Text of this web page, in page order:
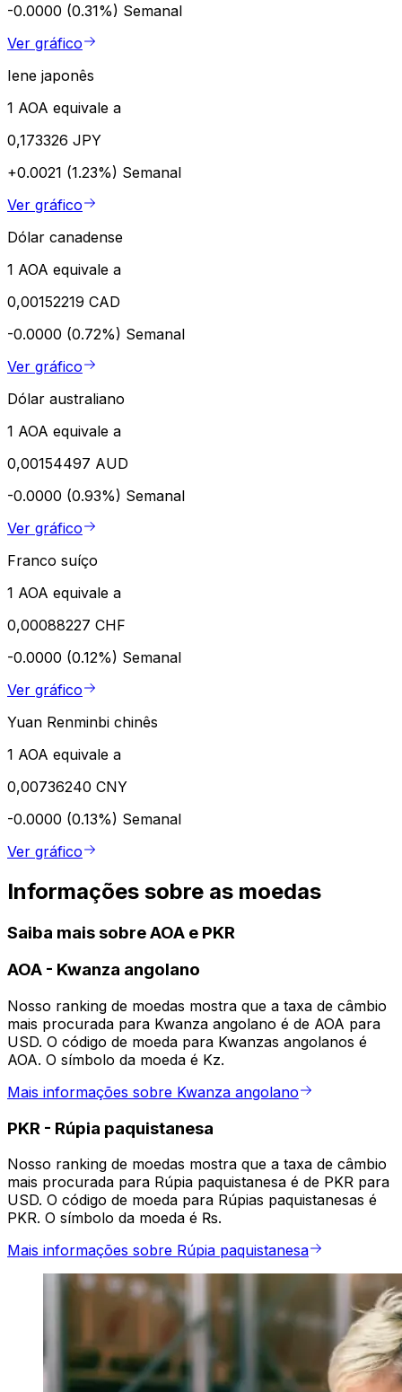
-0.0000 (0.31%) Semanal
Ver gráfico
Iene japonês
1 AOA equivale a
0,173326 JPY
+0.0021 (1.23%) Semanal
Ver gráfico
Dólar canadense
1 AOA equivale a
0,00152219 CAD
-0.0000 (0.72%) Semanal
Ver gráfico
Dólar australiano
1 AOA equivale a
0,00154497 AUD
-0.0000 (0.93%) Semanal
Ver gráfico
Franco suíço
1 AOA equivale a
0,00088227 CHF
-0.0000 (0.12%) Semanal
Ver gráfico
Yuan Renminbi chinês
1 AOA equivale a
0,00736240 CNY
-0.0000 (0.13%) Semanal
Ver gráfico
Informações sobre as moedas
Saiba mais sobre AOA e PKR
AOA - Kwanza angolano
Nosso ranking de moedas mostra que a taxa de câmbio
mais procurada para Kwanza angolano é de AOA para
USD. O código de moeda para Kwanzas angolanos é
AOA. O símbolo da moeda é Kz.
Mais informações sobre Kwanza angolano
PKR - Rúpia paquistanesa
Nosso ranking de moedas mostra que a taxa de câmbio
mais procurada para Rúpia paquistanesa é de PKR para
USD. O código de moeda para Rúpias paquistanesas é
PKR. O símbolo da moeda é ₨.
Mais informações sobre Rúpia paquistanesa